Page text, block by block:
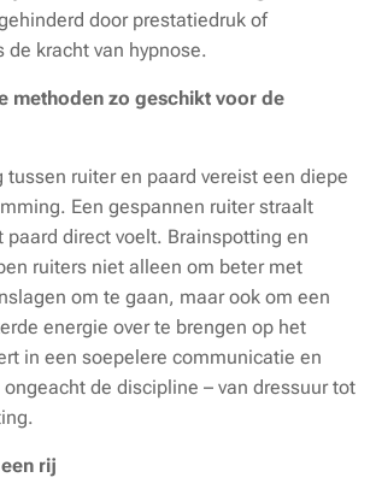
door prestatiedruk of
kracht van hypnose.
methoden zo geschikt voor de
tussen ruiter en paard vereist een diepe
Een gespannen ruiter straalt
direct voelt. Brainspotting en
ruiters niet alleen om beter met
om te gaan, maar ook om een
energie over te brengen op het
in een soepelere communicatie en
de discipline – van dressuur tot
rij